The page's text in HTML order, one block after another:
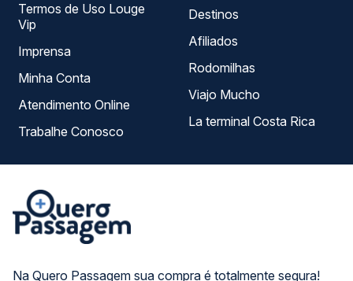
Na Quero Passagem sua compra é totalmente segura!
Termos de Uso Louge
Vip
Imprensa
Minha Conta
Atendimento Online
Trabalhe Conosco
Destinos
Afiliados
Rodomilhas
Viajo Mucho
La terminal Costa Rica